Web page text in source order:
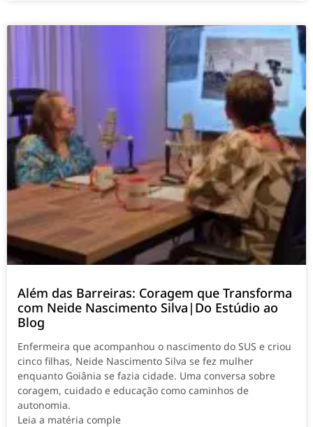
Além das Barreiras: Coragem que Transforma
com Neide Nascimento Silva|Do Estúdio ao
Blog
Enfermeira que acompanhou o nascimento do SUS e criou
cinco filhas, Neide Nascimento Silva se fez mulher
enquanto Goiânia se fazia cidade. Uma conversa sobre
coragem, cuidado e educação como caminhos de
autonomia.
Leia a matéria comple